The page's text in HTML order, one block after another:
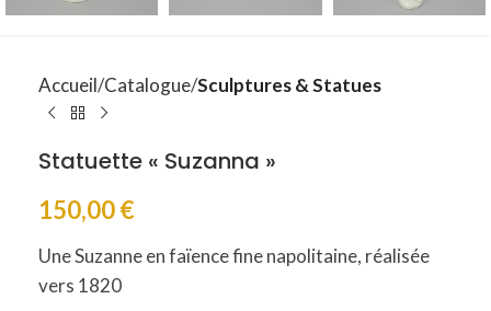
Accueil Catalogue Sculptures & Statues
Statuette « Suzanna »
150,00€
Une Suzanne en faïence fine napolitaine, réalisée
vers 1820